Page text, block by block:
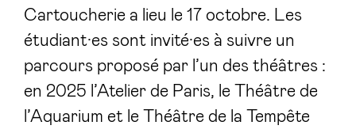
Cartoucherie a lieu le 17 octobre. Les
étudiant·es sont invité·es à suivre un
parcours proposé par l’un des théâtres :
en 2025 l’Atelier de Paris, le Théâtre de
l’Aquarium et le Théâtre de la Tempête